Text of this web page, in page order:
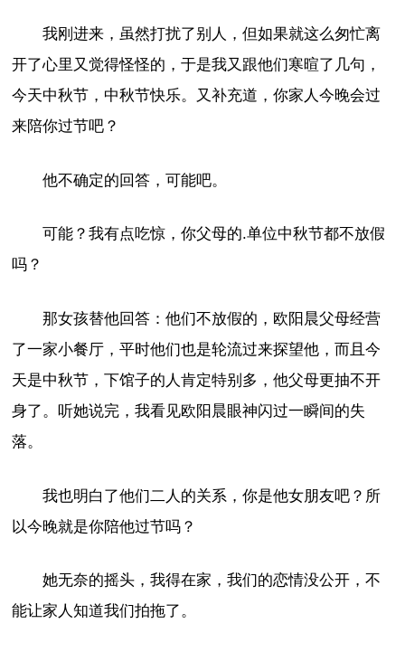
我刚进来，虽然打扰了别人，但如果就这么匆忙离
开了心里又觉得怪怪的，于是我又跟他们寒暄了几句，
今天中秋节，中秋节快乐。又补充道，你家人今晚会过
来陪你过节吧？
他不确定的回答，可能吧。
可能？我有点吃惊，你父母的.单位中秋节都不放假
吗？
那女孩替他回答：他们不放假的，欧阳晨父母经营
了一家小餐厅，平时他们也是轮流过来探望他，而且今
天是中秋节，下馆子的人肯定特别多，他父母更抽不开
身了。听她说完，我看见欧阳晨眼神闪过一瞬间的失
落。
我也明白了他们二人的关系，你是他女朋友吧？所
以今晚就是你陪他过节吗？
她无奈的摇头，我得在家，我们的恋情没公开，不
能让家人知道我们拍拖了。